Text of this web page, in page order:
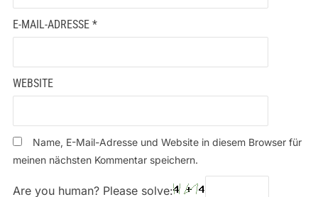
E-MAIL-ADRESSE *
WEBSITE
Name, E-Mail-Adresse und Website in diesem Browser für
meinen nächsten Kommentar speichern.
Are you human? Please solve: